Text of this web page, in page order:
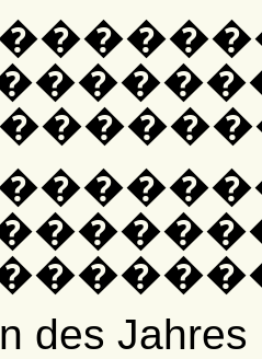
des Jahres